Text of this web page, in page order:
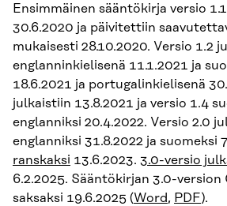
Ensimmäinen sääntökirja versio
30.6.2020 ja päivitettiin
mukaisesti 28.10.2020. Versio 1.2
englanninkielisenä 11.1.2021 ja
18.6.2021 ja portugalinkielisenä
julkaistiin 13.8.2021 ja versio 1.4
englanniksi 20.4.2022. Versio 2.0
englanniksi 31.8.2022 ja suomeksi
ranskaksi 13.6.2023. 3.0-versio
6.2.2025. Sääntökirjan 3.0-version
saksaksi 19.6.2025 (Word, PDF).